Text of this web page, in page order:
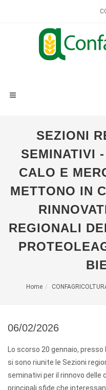
SEZIONI
SEMINATIVI
CALO E
METTONO IN
REGIONALI
Home
06/02/2026
Lo scorso 20 gennaio,
si sono riunite le Sezioni
seminativi per il rinnovo delle
principali sfide che